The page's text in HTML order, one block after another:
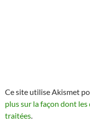
Ce site utilise Akismet
plus sur la façon dont
traitées.